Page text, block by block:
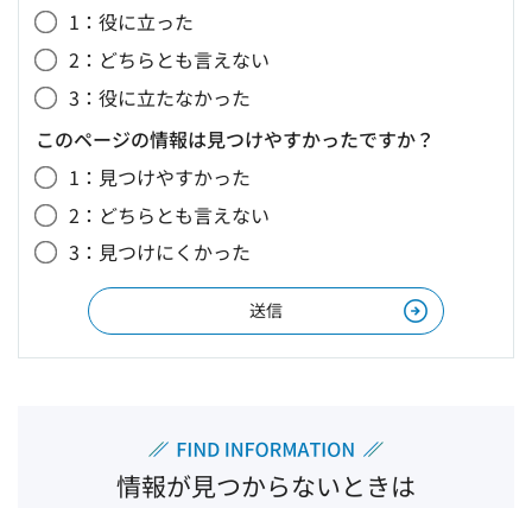
1：役に立った
2：どちらとも言えない
3：役に立たなかった
このページの情報は見つけやすかったですか？
1：見つけやすかった
2：どちらとも言えない
3：見つけにくかった
情報が見つからないときは